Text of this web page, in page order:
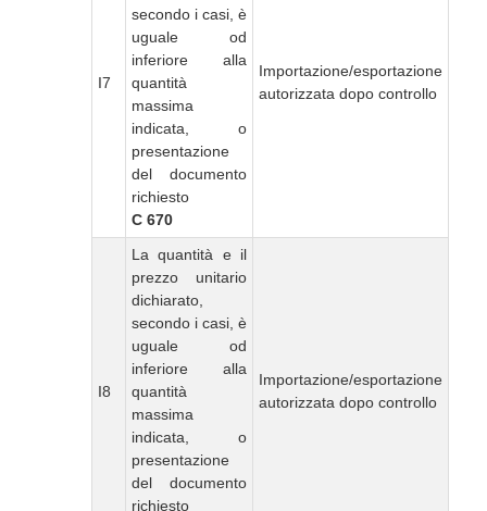
I7
secondo i casi, è
uguale od
inferiore alla
quantità
massima
indicata, o
presentazione
del documento
richiesto
C 670
Importazione/esportazione
autorizzata dopo controllo
I8
La quantità e il
prezzo unitario
dichiarato,
secondo i casi, è
uguale od
inferiore alla
quantità
massima
indicata, o
presentazione
del documento
richiesto
Importazione/esportazione
autorizzata dopo controllo